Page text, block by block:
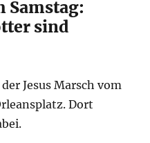
Samstag:
sind
Jesus Marsch vom
Dort